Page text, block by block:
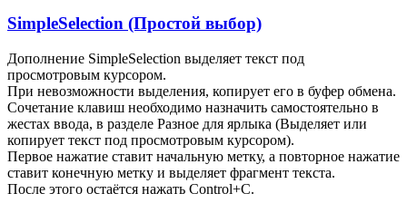
SimpleSelection (Простой выбор)
Дополнение SimpleSelection выделяет текст под
просмотровым курсором.
При невозможности выделения, копирует его в буфер обмена.
Сочетание клавиш необходимо назначить самостоятельно в
жестах ввода, в разделе Разное для ярлыка (Выделяет или
копирует текст под просмотровым курсором).
Первое нажатие ставит начальную метку, а повторное нажатие
ставит конечную метку и выделяет фрагмент текста.
После этого остаётся нажать Control+C.